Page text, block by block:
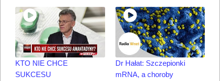
KTO NIE CHCE
SUKCESU
Dr Hałat: Szczepionki
mRNA, a choroby